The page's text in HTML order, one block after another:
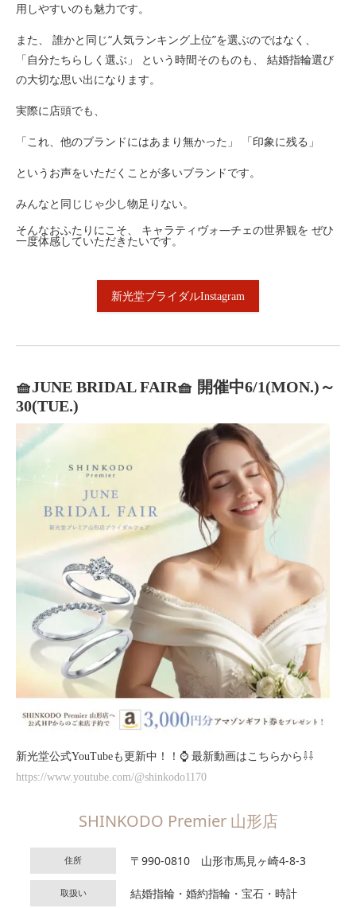
用しやすいのも魅力です。
また、 誰かと同じ“人気ランキング上位”を選ぶのではなく、
「自分たちらしく選ぶ」 という時間そのものも、 結婚指輪選び
の大切な思い出になります。
実際に店頭でも、
「これ、他のブランドにはあまり無かった」 「印象に残る」
というお声をいただくことが多いブランドです。
みんなと同じじゃ少し物足りない。
そんなおふたりにこそ、 キャラティヴォ―チェの世界観を ぜひ
一度体感していただきたいです。
新光堂ブライダルInstagram
🧺JUNE BRIDAL FAIR🧺 開催中6/1(MON.)～
30(TUE.)
新光堂公式YouTubeも更新中！！⌚ 最新動画はこちらから⇩⇩
https://www.youtube.com/@shinkodo1170
SHINKODO Premier 山形店
住所 〒990-0810 山形市馬見ヶ崎4-8-3
取扱い 結婚指輪・婚約指輪・宝石・時計